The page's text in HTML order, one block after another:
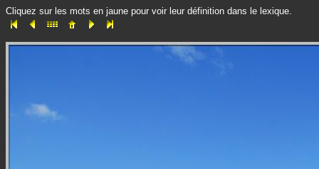
Cliquez sur les mots en jaune pour voir leur définition dans le lexique.